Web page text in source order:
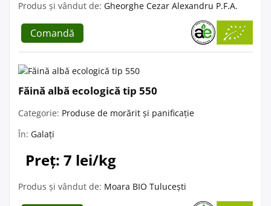
Produs și vândut de: Gheorghe Cezar Alexandru P.F.A.
Comandă
Făină albă ecologică tip 550
Categorie: Produse de morărit și panificație
În: Galați
Preț: 7 lei/kg
Produs și vândut de: Moara BIO Tulucești